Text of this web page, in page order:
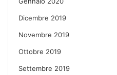
Dicembre 2019
Novembre 2019
Ottobre 2019
Settembre 2019